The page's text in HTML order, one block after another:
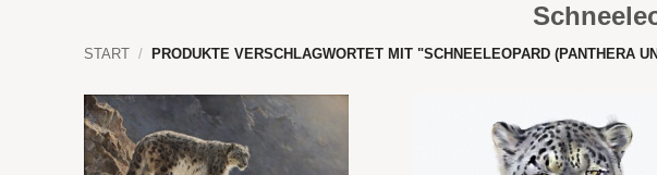
START / PRODUKTE VERSCHLAGWORTET MIT "SCHNEELEOPARD (PANTHERA